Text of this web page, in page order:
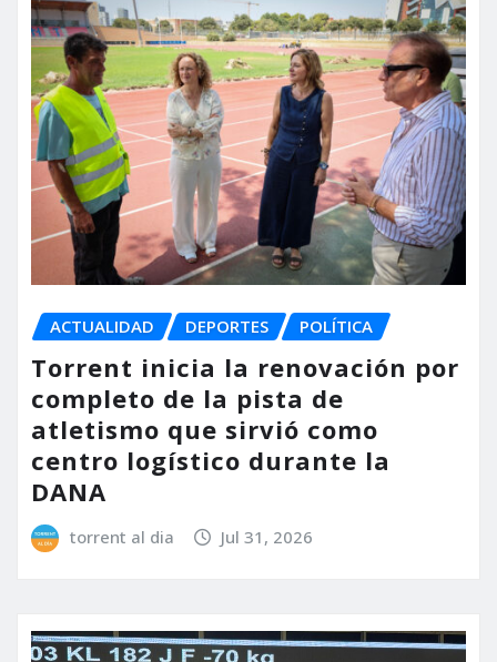
ACTUALIDAD DEPORTES POLÍTICA
Torrent inicia la renovación por
completo de la pista de
atletismo que sirvió como
centro logístico durante la
DANA
torrent al dia Jul 31, 2026